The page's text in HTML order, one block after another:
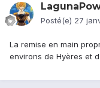
Posté(e) 27
La remise en main
environs de Hyères et